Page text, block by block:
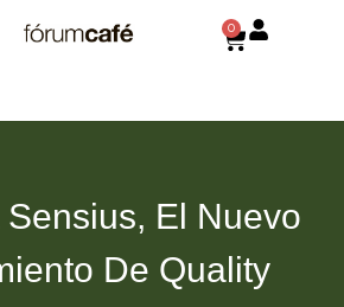
0
Sensius, El Nuevo
De Quality